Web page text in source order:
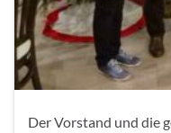
Der Vorstand und die